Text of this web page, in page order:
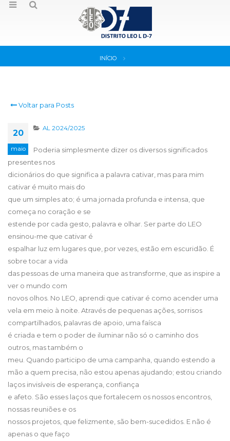
INÍCIO
Voltar para Posts
20
maio
AL 2024/2025
Poderia simplesmente dizer os diversos significados
presentes nos
dicionários do que significa a palavra cativar, mas para mim
cativar é muito mais do
que um simples ato; é uma jornada profunda e intensa, que
começa no coração e se
estende por cada gesto, palavra e olhar. Ser parte do LEO
ensinou-me que cativar é
espalhar luz em lugares que, por vezes, estão em escuridão. É
sobre tocar a vida
das pessoas de uma maneira que as transforme, que as inspire a
ver o mundo com
novos olhos. No LEO, aprendi que cativar é como acender uma
vela em meio à noite. Através de pequenas ações, sorrisos
compartilhados, palavras de apoio, uma faísca
é criada e tem o poder de iluminar não só o caminho dos
outros, mas também o
meu. Quando participo de uma campanha, quando estendo a
mão a quem precisa, não estou apenas ajudando; estou criando
laços invisíveis de esperança, confiança
e afeto. São esses laços que fortalecem os nossos encontros,
nossas reuniões e os
nossos projetos, que felizmente, são bem-sucedidos. E não é
apenas o que faço